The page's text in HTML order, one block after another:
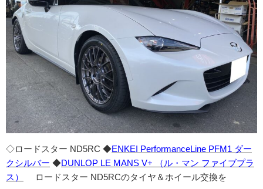
◇ロードスター ND5RC ◆ENKEI PerformanceLine PFM1 ダー
クシルバー ◆DUNLOP LE MANS V+ （ル・マン ファイブプラ
ス）
ロードスター ND5RCのタイヤ＆ホイール交換を